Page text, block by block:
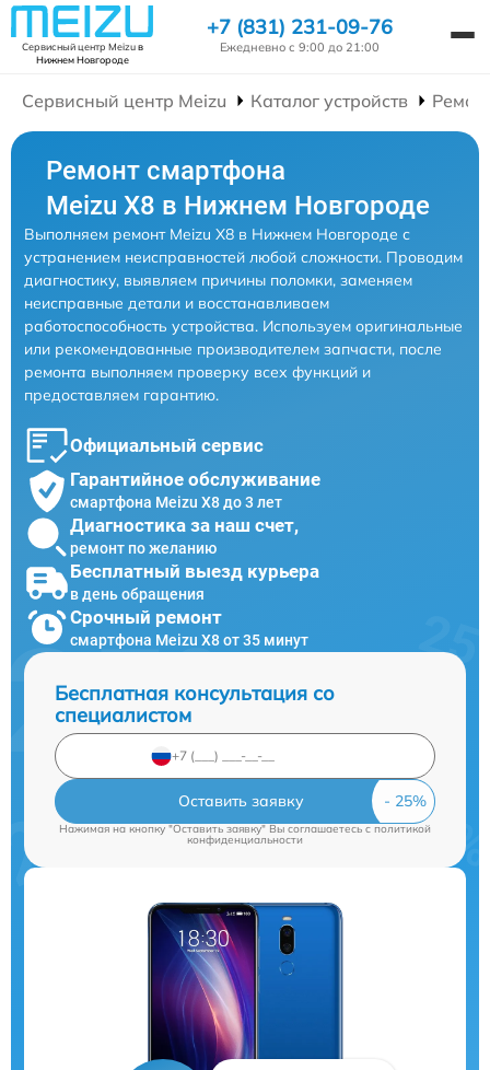
Сервисный центр Meizuв
Нижнем Новгороде
+7 (831) 231-09-76
Ежедневно с 9:00 до 21:00
Сервисный центр Meizu Каталог устройств
Ремонт смартфона
Meizu X8 в Нижнем Новгороде
Выполняем ремонт Meizu X8 в Нижнем Новгороде с
устранением неисправностей любой сложности. Проводим
диагностику, выявляем причины поломки, заменяем
неисправные детали и восстанавливаем
работоспособность устройства. Используем оригинальные
или рекомендованные производителем запчасти, после
ремонта выполняем проверку всех функций и
предоставляем гарантию.
Официальный сервис
Гарантийное обслуживание
смартфона Meizu X8 до 3 лет
Диагностика за наш счет,
ремонт по желанию
Бесплатный выезд курьера
в день обращения
Срочный ремонт
смартфона Meizu X8 от 35 минут
Бесплатная консультация со
специалистом
Оставить заявку
Нажимая на кнопку "Оставить заявку" Вы соглашаетесь cполитикой
конфиденциальности